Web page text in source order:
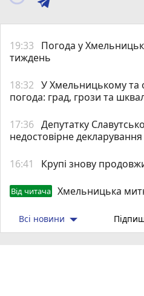
19:33
Погода у
тиждень
18:32 У Хмельницькому та
погода: град, грози та
17:36 Депутатку
недостовірне декларування
16:41 Крупі знову
Від читача Хмельницька
Всі новини